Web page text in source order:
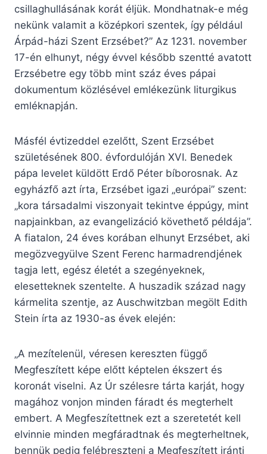
csillaghullásának korát éljük. Mondhatnak-e még
nekünk valamit a középkori szentek, így például
Árpád-házi Szent Erzsébet?” Az 1231. november
17-én elhunyt, négy évvel később szentté avatott
Erzsébetre egy több mint száz éves pápai
dokumentum közlésével emlékezünk liturgikus
emléknapján.
Másfél évtizeddel ezelőtt, Szent Erzsébet
születésének 800. évfordulóján XVI. Benedek
pápa levelet küldött Erdő Péter bíborosnak. Az
egyházfő azt írta, Erzsébet igazi „európai” szent:
„kora társadalmi viszonyait tekintve éppúgy, mint
napjainkban, az evangelizáció követhető példája”.
A fiatalon, 24 éves korában elhunyt Erzsébet, aki
megözvegyülve Szent Ferenc harmadrendjének
tagja lett, egész életét a szegényeknek,
elesetteknek szentelte. A huszadik század nagy
kármelita szentje, az Auschwitzban megölt Edith
Stein írta az 1930-as évek elején:
„A mezítelenül, véresen kereszten függő
Megfeszített képe előtt képtelen ékszert és
koronát viselni. Az Úr szélesre tárta karját, hogy
magához vonjon minden fáradt és megterhelt
embert. A Megfeszítettnek ezt a szeretetét kell
elvinnie minden megfáradtnak és megterheltnek,
bennük pedig felébreszteni a Megfeszített iránti